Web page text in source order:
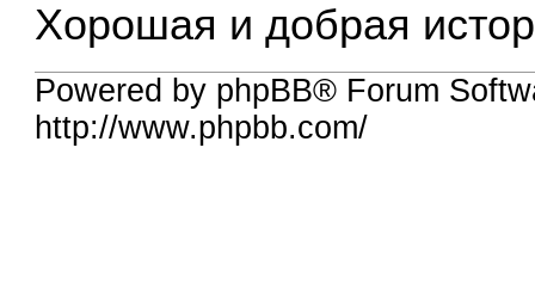
Хорошая и добрая
Powered by phpBB® Forum
http://www.phpbb.com/